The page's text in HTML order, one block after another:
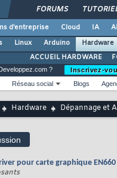
FORUMS
d'entreprise Cloud IA
Linux Arduino Hardware
ACCUEIL HARDWARE
?
Inscrivez-
Réseau social Blogs
Hardware Dépannage et
pour carte graphique EN660